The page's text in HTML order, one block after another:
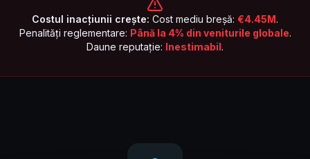
Costul inacțiunii crește: Cost mediu breșă: €4.45M.
Penalități reglementare: Până la 4% din veniturile globale.
Daune reputație: Inestimabil.